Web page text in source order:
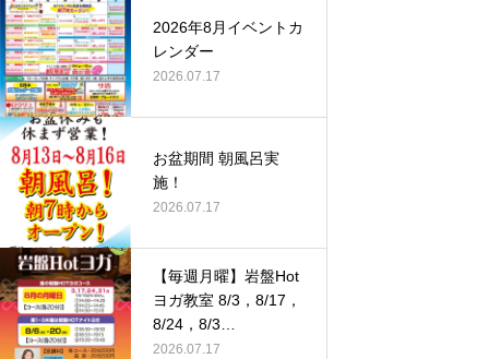
2026年8月イベントカ
レンダー
2026.07.17
お盆期間 朝風呂実
施！
2026.07.17
【毎週月曜】岩盤Hot
ヨガ教室 8/3，8/17，
8/24，8/3…
2026.07.17